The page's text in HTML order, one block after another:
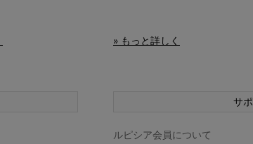
» もっと詳しく
サ
ルピシア会員について